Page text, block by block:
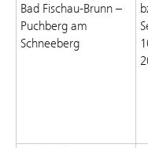
Bad Fischau-Brunn –
Puchberg am
Schneeberg